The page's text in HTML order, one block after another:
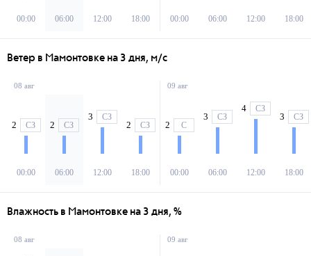
00:00 06:00 12:00 18:00 00:00 06:00 12:00 18:00
Ветер в Мамонтовке на 3 дня, м/с
08 авг
2 СЗ
00:00
2 СЗ
06:00
3 СЗ
12:00
2 СЗ
18:00
09 авг
2 С
00:00
3 СЗ
06:00
4 СЗ
12:00
3 СЗ
18:00
Влажность в Мамонтовке на 3 дня, %
08 авг 09 авг